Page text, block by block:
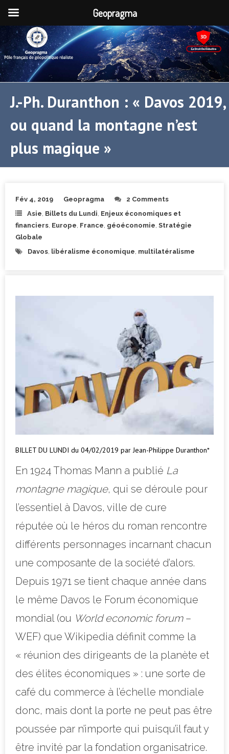
J.-Ph. Duranthon : « Davos 2019,
ou quand la montagne n’est
plus magique »
Fév 4, 2019 Geopragma
2 Comments
Asie Billets du Lundi Enjeux économiques et
financiers Europe France géoéconomie Stratégie
Globale
Davos libéralisme économique multilatéralisme
BILLET DU LUNDI du 04/02/2019 par Jean-Philippe Duranthon*
En 1924 Thomas Mann a publié La
montagne magique, qui se déroule pour
l’essentiel à Davos, ville de cure
réputée où le héros du roman rencontre
différents personnages incarnant chacun
une composante de la société d’alors.
Depuis 1971 se tient chaque année dans
le même Davos le Forum économique
mondial (ou World economic forum–
WEF) que Wikipedia définit comme la
« réunion des dirigeants de la planète et
des élites économiques » : une sorte de
café du commerce à l’échelle mondiale
donc, mais dont la porte ne peut pas être
poussée par n’importe qui puisqu’il faut y
être invité par la fondation organisatrice.
Geopragma